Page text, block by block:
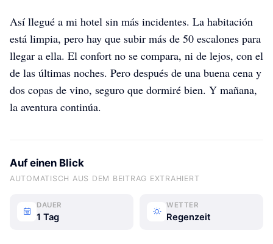
Así llegué a mi hotel sin más incidentes. La habitación
está limpia, pero hay que subir más de 50 escalones para
llegar a ella. El confort no se compara, ni de lejos, con el
de las últimas noches. Pero después de una buena cena y
dos copas de vino, seguro que dormiré bien. Y mañana,
la aventura continúa.
Auf einen Blick
AUTOMATISCH AUS DEM BEITRAG EXTRAHIERT
DAUER
1 Tag
WETTER
Regenzeit